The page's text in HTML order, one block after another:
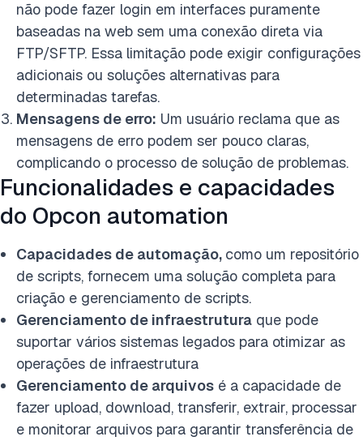
não pode fazer login em interfaces puramente
baseadas na web sem uma conexão direta via
FTP/SFTP. Essa limitação pode exigir configurações
adicionais ou soluções alternativas para
determinadas tarefas.
Mensagens de erro: Um usuário reclama que as
mensagens de erro podem ser pouco claras,
complicando o processo de solução de problemas.
Funcionalidades e capacidades
do Opcon automation
Capacidades de automação, como um repositório
de scripts, fornecem uma solução completa para
criação e gerenciamento de scripts.
Gerenciamento de infraestrutura que pode
suportar vários sistemas legados para otimizar as
operações de infraestrutura
Gerenciamento de arquivos é a capacidade de
fazer upload, download, transferir, extrair, processar
e monitorar arquivos para garantir transferência de